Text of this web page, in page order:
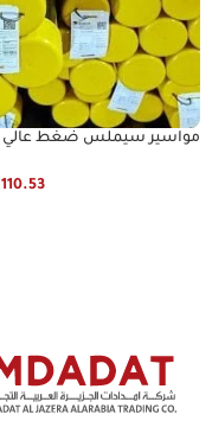
110.53